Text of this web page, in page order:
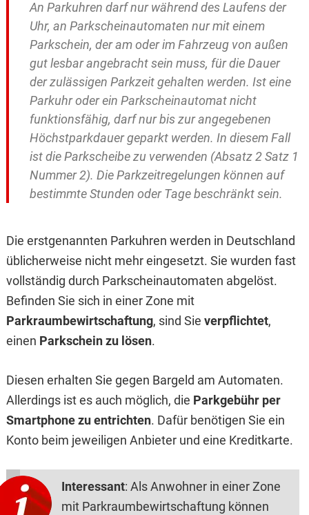
An Parkuhren darf nur während des Laufens der
Uhr, an Parkscheinautomaten nur mit einem
Parkschein, der am oder im Fahrzeug von außen
gut lesbar angebracht sein muss, für die Dauer
der zulässigen Parkzeit gehalten werden. Ist eine
Parkuhr oder ein Parkscheinautomat nicht
funktionsfähig, darf nur bis zur angegebenen
Höchstparkdauer geparkt werden. In diesem Fall
ist die Parkscheibe zu verwenden (Absatz 2 Satz 1
Nummer 2). Die Parkzeitregelungen können auf
bestimmte Stunden oder Tage beschränkt sein.
Die erstgenannten Parkuhren werden in Deutschland
üblicherweise nicht mehr eingesetzt. Sie wurden fast
vollständig durch Parkscheinautomaten abgelöst.
Befinden Sie sich in einer Zone mit
Parkraumbewirtschaftung, sind Sie verpflichtet,
einen Parkschein zu lösen.
Diesen erhalten Sie gegen Bargeld am Automaten.
Allerdings ist es auch möglich, die Parkgebühr per
Smartphone zu entrichten. Dafür benötigen Sie ein
Konto beim jeweiligen Anbieter und eine Kreditkarte.
Interessant: Als Anwohner in einer Zone
mit Parkraumbewirtschaftung können